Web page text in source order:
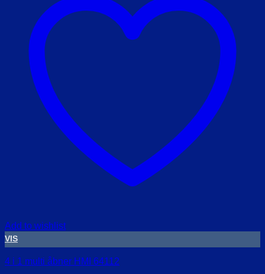
Add to wishlist
VIS
4 i 1 multi åbner HMI 64112